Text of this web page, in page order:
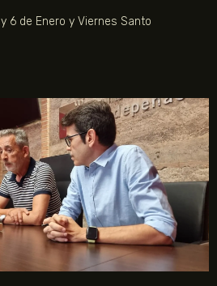
6 de Enero y Viernes Santo